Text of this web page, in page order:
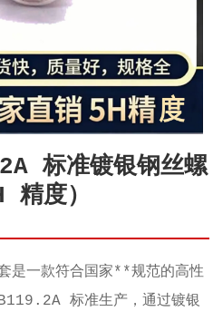
标准镀银钢丝螺
精度）
一款符合国家**规范的高性
标准生产，通过镀银